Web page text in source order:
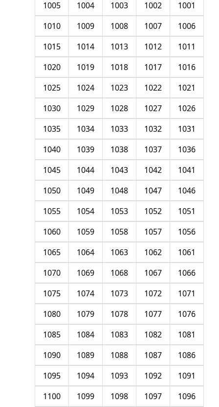
1001
1002
1003
1004
1005
1006
1007
1008
1009
1010
1011
1012
1013
1014
1015
1016
1017
1018
1019
1020
1021
1022
1023
1024
1025
1026
1027
1028
1029
1030
1031
1032
1033
1034
1035
1036
1037
1038
1039
1040
1041
1042
1043
1044
1045
1046
1047
1048
1049
1050
1051
1052
1053
1054
1055
1056
1057
1058
1059
1060
1061
1062
1063
1064
1065
1066
1067
1068
1069
1070
1071
1072
1073
1074
1075
1076
1077
1078
1079
1080
1081
1082
1083
1084
1085
1086
1087
1088
1089
1090
1091
1092
1093
1094
1095
1096
1097
1098
1099
1100